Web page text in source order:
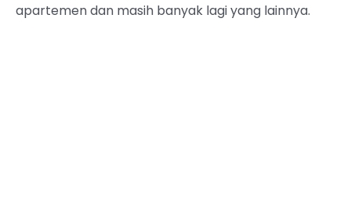
apartemen dan masih banyak lagi yang lainnya.